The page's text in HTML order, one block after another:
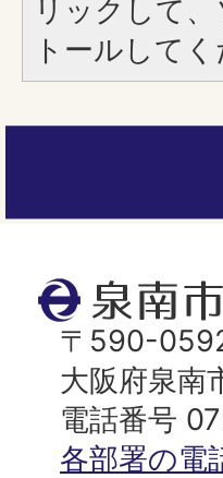
リックして
トールしてく
泉
南
市
役
所
〒590-
大阪府泉南
電話番号
各部署の電